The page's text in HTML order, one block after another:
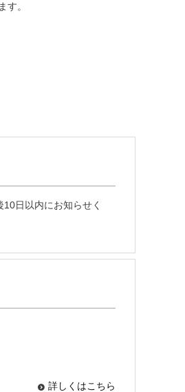
す。
日以内にお知らせく
詳しくはこちら